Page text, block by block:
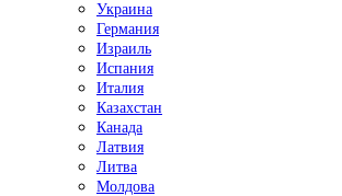
Украина
Германия
Израиль
Испания
Италия
Казахстан
Канада
Латвия
Литва
Молдова